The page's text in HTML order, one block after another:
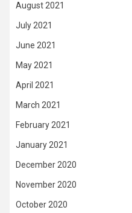
August 2021
July 2021
June 2021
May 2021
April 2021
March 2021
February 2021
January 2021
December 2020
November 2020
October 2020